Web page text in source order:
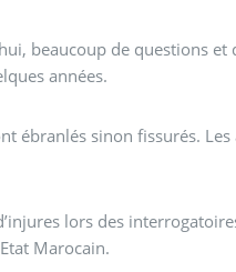
beaucoup de questions et
années.
ébranlés sinon fissurés.
lors des
Marocain.